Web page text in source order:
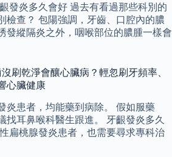
發炎多久會好 過去有看過那些科別的
檢查？ 包陽強調，牙齒、口腔內的膿
發縱隔炎之外，咽喉部位的膿腫一樣會
刷乾淨會釀心臟病？輕忽刷牙頻率、
心臟健康
炎患者，均能藥到病除。 假如服藥
找耳鼻喉科醫生跟進。 牙齦發炎多久
扁桃腺發炎患者，也需要尋求專科治